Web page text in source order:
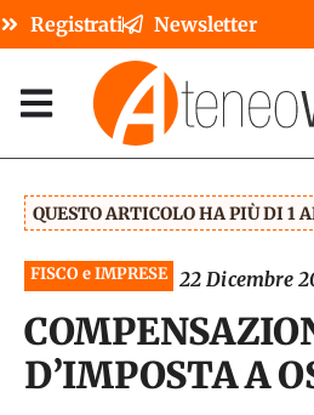
Registrati Newsletter
QUESTO ARTICOLO HA PIÙ DI 1
FISCO e IMPRESE 22 Dicembre
D’IMPOSTA A